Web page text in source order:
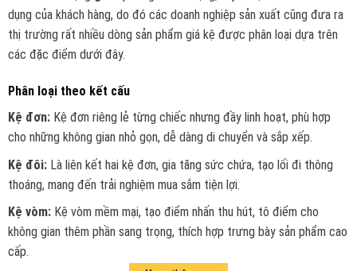
dụng của khách hàng, do đó các doanh nghiệp sản xuất cũng đưa ra
thị trường rất nhiều dòng sản phẩm giá kệ được phân loại dựa trên
các đặc điểm dưới đây.
Phân loại theo kết cấu
Kệ đơn: Kệ đơn riêng lẻ từng chiếc nhưng đầy linh hoạt, phù hợp
cho những không gian nhỏ gọn, dễ dàng di chuyển và sắp xếp.
Kệ đôi: Là liên kết hai kệ đơn, gia tăng sức chứa, tạo lối đi thông
thoáng, mang đến trải nghiệm mua sắm tiện lợi.
Kệ vòm: Kệ vòm mềm mại, tạo điểm nhấn thu hút, tô điểm cho
không gian thêm phần sang trọng, thích hợp trưng bày sản phẩm cao
cấp.